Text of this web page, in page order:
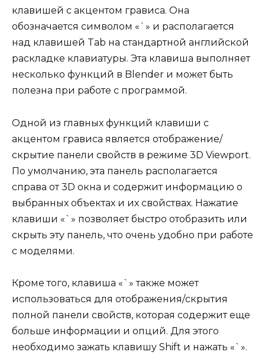
клавишей с акцентом грависа. Она
обозначается символом «`» и располагается
над клавишей Tab на стандартной английской
раскладке клавиатуры. Эта клавиша выполняет
несколько функций в Blender и может быть
полезна при работе с программой.
Одной из главных функций клавиши с
акцентом грависа является отображение/
скрытие панели свойств в режиме 3D Viewport.
По умолчанию, эта панель располагается
справа от 3D окна и содержит информацию о
выбранных объектах и их свойствах. Нажатие
клавиши «`» позволяет быстро отобразить или
скрыть эту панель, что очень удобно при работе
с моделями.
Кроме того, клавиша «`» также может
использоваться для отображения/скрытия
полной панели свойств, которая содержит еще
больше информации и опций. Для этого
необходимо зажать клавишу Shift и нажать «`».